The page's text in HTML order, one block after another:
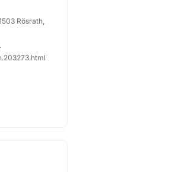
Rösrath,